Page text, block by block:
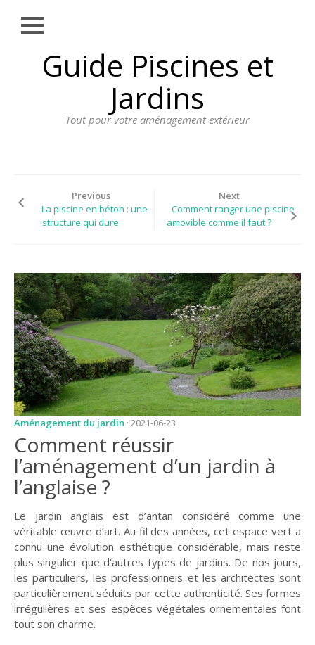
Guide Piscines et
Jardins
Tout pour votre aménagement extérieur
Close
AMÉNAGEMENT
EXTÉRIEUR
PLANTATIONS
REVÊTEMENT
TERRASSE
DOSSIER
JARDIN
CONSEILS ET
ASTUCES
GUIDES
JARDIN
ENTRETIEN
PISCINE
ENTRETIEN
PARTENAIRES
LIGNE JARDIN
INFO PAYSAGISTE
GUIDE JARDIN ET
PAYSAGE
Previous
La piscine en béton : une
structure qui dure
Next
Comment ranger une piscine
amovible comme il faut ?
Aménagement du jardin · 2021-06-23
Comment réussir
l’aménagement d’un jardin à
l’anglaise ?
Le jardin anglais est d’antan considéré comme une
véritable œuvre d’art. Au fil des années, cet espace vert a
connu une évolution esthétique considérable, mais reste
plus singulier que d’autres types de jardins. De nos jours,
les particuliers, les professionnels et les architectes sont
particulièrement séduits par cette authenticité. Ses formes
irrégulières et ses espèces végétales ornementales font
tout son charme.